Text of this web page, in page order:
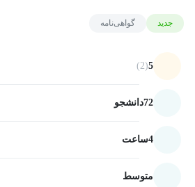
جدید گواهی‌نامه
5
(2)
72دانشجو
4ساعت
متوسط